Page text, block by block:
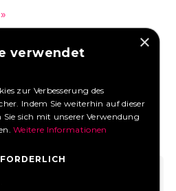
×
verwendet
zur Verbesserung des
Indem Sie weiterhin auf dieser
Sie sich mit unserer Verwendung
Weitere Informationen